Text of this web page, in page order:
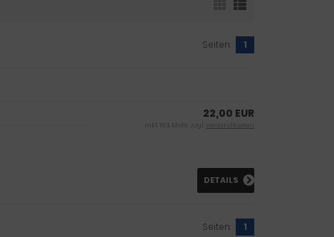
Seiten: 1
22,00 EUR
inkl. 19 % MwSt. zzgl. Versandkosten
DETAILS
Seiten: 1